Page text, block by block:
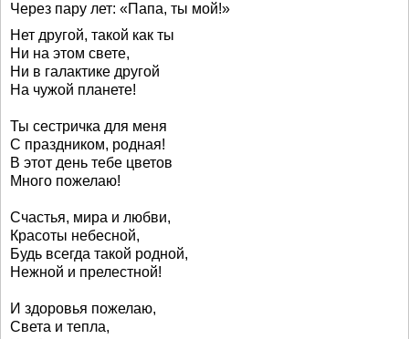
Через пару лет: «Папа, ты мой!»
Нет другой, такой как ты
Ни на этом свете,
Ни в галактике другой
На чужой планете!
Ты сестричка для меня
С праздником, родная!
В этот день тебе цветов
Много пожелаю!
Счастья, мира и любви,
Красоты небесной,
Будь всегда такой родной,
Нежной и прелестной!
И здоровья пожелаю,
Света и тепла,